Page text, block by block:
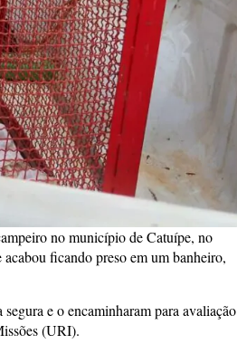
no município de Catuípe, no
ficando preso em um banheiro,
e o encaminharam para avaliação
(URI).